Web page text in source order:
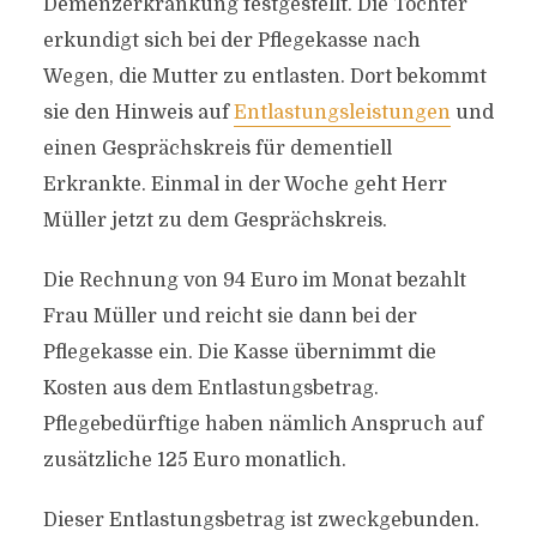
Demenzerkrankung festgestellt. Die Tochter
erkundigt sich bei der Pflegekasse nach
Wegen, die Mutter zu entlasten. Dort bekommt
sie den Hinweis aufEntlastungsleistungenund
einen Gesprächskreis für dementiell
Erkrankte. Einmal in der Woche geht Herr
Müller jetzt zu dem Gesprächskreis.
Die Rechnung von 94 Euro im Monat bezahlt
Frau Müller und reicht sie dann bei der
Pflegekasse ein. Die Kasse übernimmt die
Kosten aus dem Entlastungsbetrag.
Pflegebedürftige haben nämlich Anspruch auf
zusätzliche 125 Euro monatlich.
Dieser Entlastungsbetrag ist zweckgebunden.